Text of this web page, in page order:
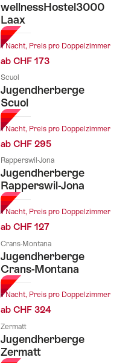
wellnessHostel3000
Laax
1 Nacht, Preis pro Doppelzimmer
ab CHF 173
Scuol
Jugendherberge
Scuol
1 Nacht, Preis pro Doppelzimmer
ab CHF 295
Rapperswil-Jona
Jugendherberge
Rapperswil-Jona
1 Nacht, Preis pro Doppelzimmer
ab CHF 127
Crans-Montana
Jugendherberge
Crans-Montana
1 Nacht, Preis pro Doppelzimmer
ab CHF 324
Zermatt
Jugendherberge
Zermatt